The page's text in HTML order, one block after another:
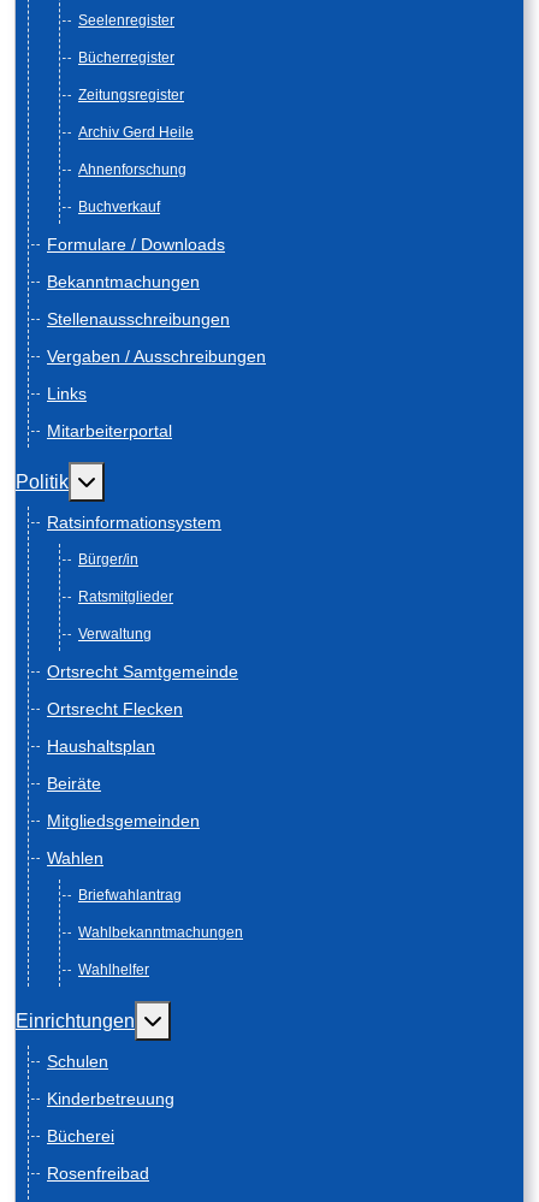
Seelenregister
Bücherregister
Zeitungsregister
Archiv Gerd Heile
Ahnenforschung
Buchverkauf
Formulare / Downloads
Bekanntmachungen
Stellenausschreibungen
Vergaben / Ausschreibungen
Links
Mitarbeiterportal
Politik Weitere Informationen: Politik
Ratsinformationsystem
Bürger/in
Ratsmitglieder
Verwaltung
Ortsrecht Samtgemeinde
Ortsrecht Flecken
Haushaltsplan
Beiräte
Mitgliedsgemeinden
Wahlen
Briefwahlantrag
Wahlbekanntmachungen
Wahlhelfer
Einrichtungen Weitere Informationen: Einrichtungen
Schulen
Kinderbetreuung
Bücherei
Rosenfreibad